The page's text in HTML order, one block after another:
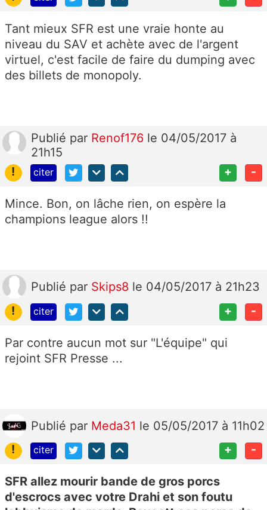
Tant mieux SFR est une vraie honte au
niveau du SAV et achète avec de l'argent
virtuel, c'est facile de faire du dumping avec
des billets de monopoly.
Publié par Renof176 le 04/05/2017 à
21h15
!
citer + -
Mince. Bon, on lâche rien, on espère la
champions league alors !!
Publié par Skips8 le 04/05/2017 à 21h23
!
citer + -
Par contre aucun mot sur "L'équipe" qui
rejoint SFR Presse ...
Publié par Meda31 le 05/05/2017 à 11h02
!
citer + -
SFR allez mourir bande de gros porcs
d'escrocs avec votre Drahi et son foutu